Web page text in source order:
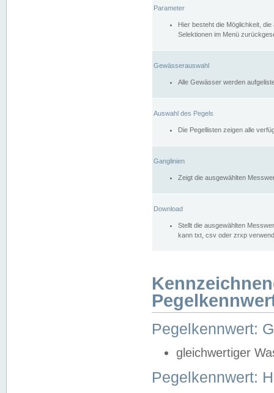
Parameter
Hier besteht die Möglichkeit,
Selektionen im Menü
Gewässerauswahl
Alle Gewässer werden
Auswahl des Pegels
Die Pegellisten zeigen alle
Ganglinien
Zeigt die ausgewählten
Download
Stellt die ausgewählten
kann txt, csv oder zrxp
Pegelkennwert:
gleichwertiger
Pegelkennwert: